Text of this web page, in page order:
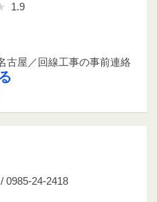
1.9
古屋／回線工事の事前連絡
0985-24-2418